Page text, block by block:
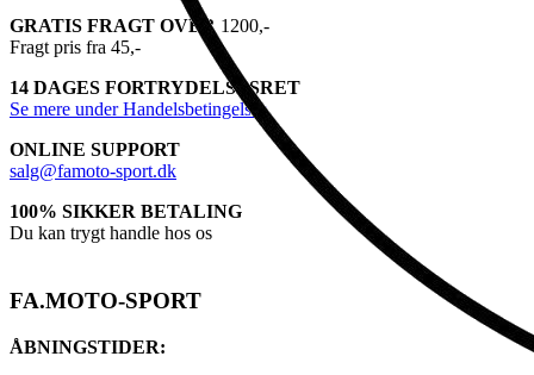
GRATIS FRAGT OVER 1200,-
Fragt pris fra 45,-
14 DAGES FORTRYDELSESRET
Se mere under Handelsbetingelser
ONLINE SUPPORT
salg@famoto-sport.dk
100% SIKKER BETALING
Du kan trygt handle hos os
FA.MOTO-SPORT
ÅBNINGSTIDER: